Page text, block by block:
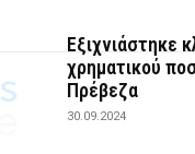
Εξιχνιάστηκε
χρηματικού
Πρέβεζα
30.09.2024